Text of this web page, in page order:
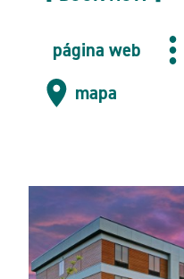
página web
mapa